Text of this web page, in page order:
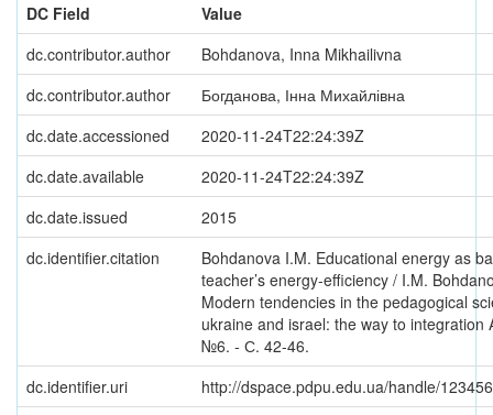
DC Field
Value
dc.contributor.author
Bohdanova, Inna Mikhailivna
dc.contributor.author
Богданова, Інна Михайлівна
dc.date.accessioned
2020-11-24T22:24:39Z
dc.date.available
2020-11-24T22:24:39Z
dc.date.issued
2015
dc.identifier.citation
Bohdanova I.M. Educational energy as
teacher’s energy-efficiency / I.M.
Modern tendencies in the pedagogical
ukraine and israel: the way to integration
№6. - С. 42-46.
dc.identifier.uri
http://dspace.pdpu.edu.ua/handle/